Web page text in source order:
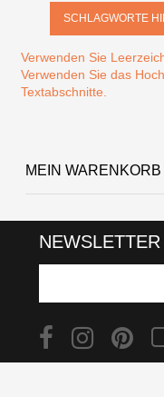
SCHLAGWORTE
Verwenden Sie
Verwenden Sie das
Textabschnitte.
MEIN WARENKORB
NEWSLETTER